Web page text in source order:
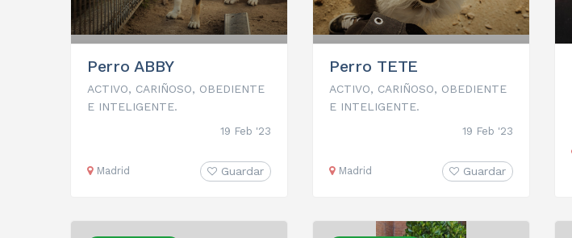
Perro ABBY
ACTIVO, CARIÑOSO, OBEDIENTE
E INTELIGENTE.
19 Feb '23
Madrid Guardar
Perro TETE
ACTIVO, CARIÑOSO, OBEDIENTE
E INTELIGENTE.
19 Feb '23
Madrid Guardar